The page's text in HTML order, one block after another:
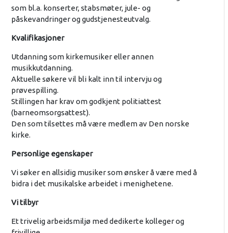
som bl.a. konserter, stabsmøter, jule- og
påskevandringer og gudstjenesteutvalg.
Kvalifikasjoner
Utdanning som kirkemusiker eller annen
musikkutdanning.
Aktuelle søkere vil bli kalt inn til intervju og
prøvespilling.
Stillingen har krav om godkjent politiattest
(barneomsorgsattest).
Den som tilsettes må være medlem av Den norske
kirke.
Personlige egenskaper
Vi søker en allsidig musiker som ønsker å være med å
bidra i det musikalske arbeidet i menighetene.
Vi tilbyr
Et trivelig arbeidsmiljø med dedikerte kolleger og